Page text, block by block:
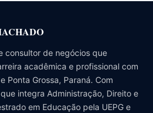
consultor de negócios que
acadêmica e profissional com
Ponta Grossa, Paraná. Com
integra Administração, Direito e
em Educação pela UEPG e